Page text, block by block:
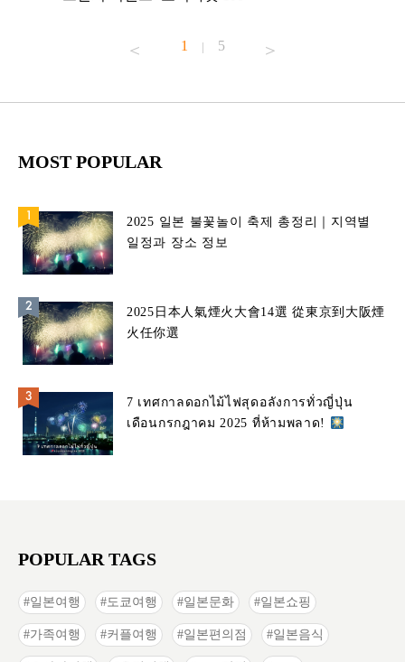
1 | 5
MOST POPULAR
2025 일본 불꽃놀이 축제 총정리｜지역별
일정과 장소 정보
2025日本人氣煙火大會14選 從東京到大阪煙
火任你選
7 เทศกาลดอกไม้ไฟสุดอลังการทั่วญี่ปุ่น
เดือนกรกฎาคม 2025 ที่ห้ามพลาด!
POPULAR TAGS
일본여행 도쿄여행 일본문화 일본쇼핑
가족여행 커플여행 일본편의점 일본음식